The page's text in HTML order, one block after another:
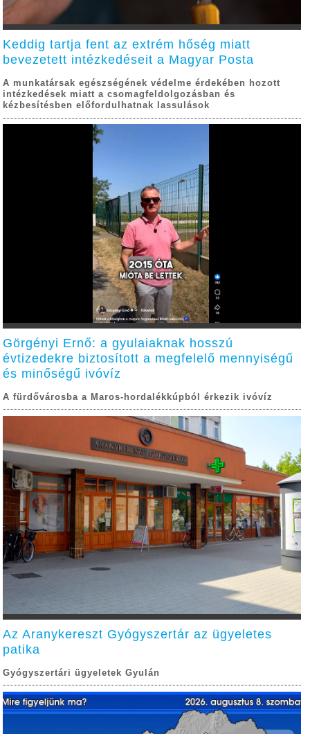
Keddig tartja fent az extrém hőség miatt
bevezetett intézkedéseit a Magyar Posta
A munkatársak egészségének védelme érdekében hozott
intézkedések miatt a csomagfeldolgozásban és
kézbesítésben előfordulhatnak lassulások
Görgényi Ernő: a gyulaiaknak hosszú
évtizedekre biztosított a megfelelő mennyiségű
és minőségű ivóvíz
A fürdővárosba a Maros-hordalékkúpból érkezik ivóvíz
Az Aranykereszt Gyógyszertár az ügyeletes
patika
Gyógyszertári ügyeletek Gyulán